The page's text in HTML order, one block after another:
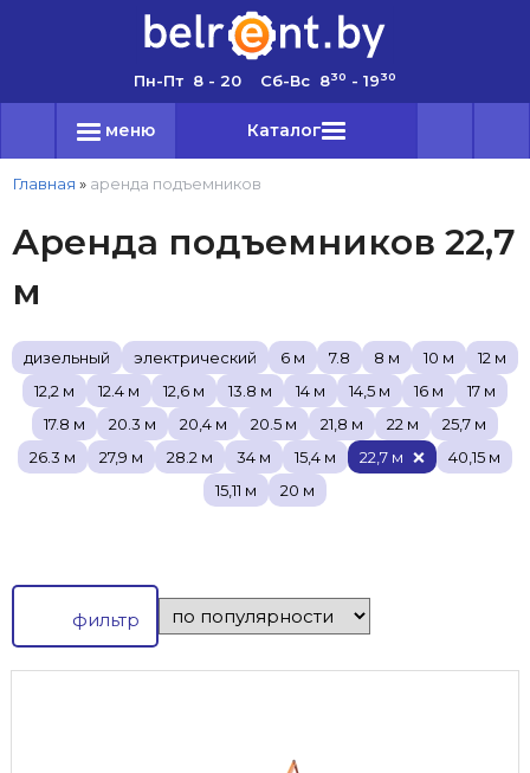
Пн-Пт 8 - 20 Сб-Вс 830 - 1930
меню Каталог
Главная » аренда подъемников
Аренда подъемников 22,7
м
дизельный электрический 6 м 7.8 8 м 10 м
12 м
12,2 м
12.4 м 12,6 м 13.8 м 14 м 14,5 м 16 м
17 м
17.8 м
20.3 м 20,4 м 20.5 м 21,8 м 22 м
25,7 м
26.3 м
27,9 м 28.2 м 34 м 15,4 м 22,7 м
40,15 м
15,11 м
20 м
фильтр